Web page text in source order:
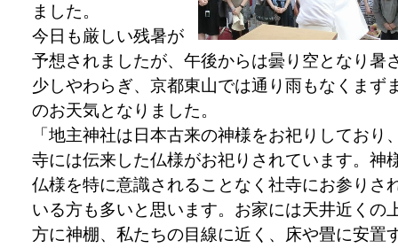
ました。
今日も厳しい残暑が
予想されましたが、午後からは曇り空となり暑
少しやわらぎ、京都東山では通り雨もなくまず
のお天気となりました。
「地主神社は日本古来の神様をお祀りしており
寺には伝来した仏様がお祀りされています。神
仏様を特に意識されることなく社寺にお参りさ
いる方も多いと思います。お家には天井近くの
方に神棚、私たちの目線に近く、床や畳に安置